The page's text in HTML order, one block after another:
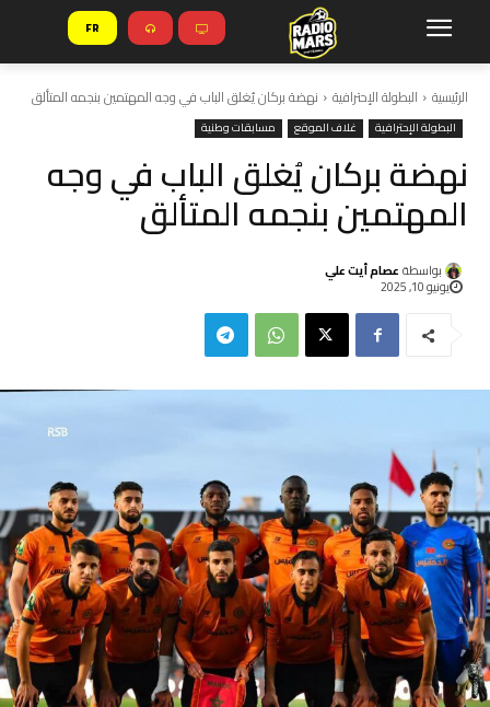
FR
الرئيسية البطولة الإحترافية نهضة بركان يُغلق الباب في وجه المهتمين بنجمه المتألق
البطولة الإحترافية غلاف الموقع مسابقات وطنية
نهضة بركان يُغلق الباب في وجه
المهتمين بنجمه المتألق
بواسطة عصام أيت علي
يونيو 10, 2025